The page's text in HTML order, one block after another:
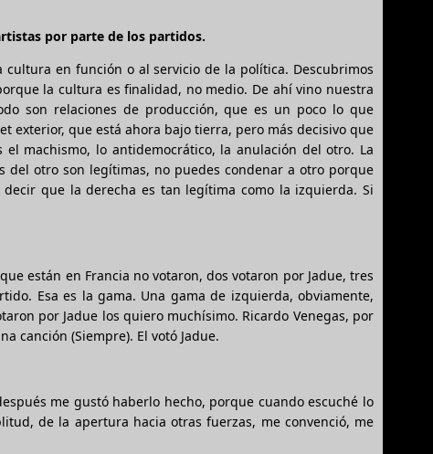
por parte de los partidos.
en función o al servicio de la política. Descubrimos
la cultura es finalidad, no medio. De ahí vino nuestra
son relaciones de producción, que es un poco lo que
exterior, que está ahora bajo tierra, pero más decisivo que
machismo, lo antidemocrático, la anulación del otro. La
del otro son legítimas, no puedes condenar a otro porque
que la derecha es tan legítima como la izquierda. Si
están en Francia no votaron, dos votaron por Jadue, tres
Esa es la gama. Una gama de izquierda, obviamente,
por Jadue los quiero muchísimo. Ricardo Venegas, por
canción (Siempre). El votó Jadue.
me gustó haberlo hecho, porque cuando escuché lo
de la apertura hacia otras fuerzas, me convenció, me